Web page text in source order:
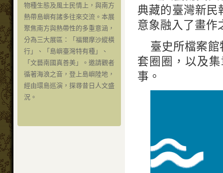
物種生態及風土民情上，與南方
熱帶島嶼有諸多往來交流。本展
聚焦南方與熱帶性的多重意涵，
分為三大展區：「福爾摩沙縱橫
行」、「島嶼臺灣特有種」、
「文藝南國真善美」。邀請觀者
循著海浪之音，登上島嶼陸地，
經由環島巡演，探尋昔日人文盛
況。
典藏的臺灣新民
意象融入了畫作
臺史所檔案
套圈圈，以及
事。